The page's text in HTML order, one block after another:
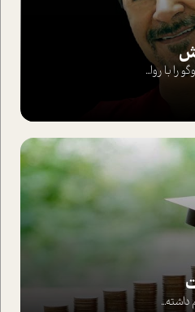
داشته...